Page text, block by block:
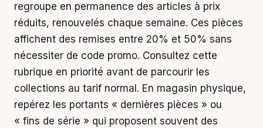
regroupe en permanence des articles à prix
réduits, renouvelés chaque semaine. Ces pièces
affichent des remises entre 20% et 50% sans
nécessiter de code promo. Consultez cette
rubrique en priorité avant de parcourir les
collections au tarif normal. En magasin physique,
repérez les portants « dernières pièces » ou
« fins de série » qui proposent souvent des